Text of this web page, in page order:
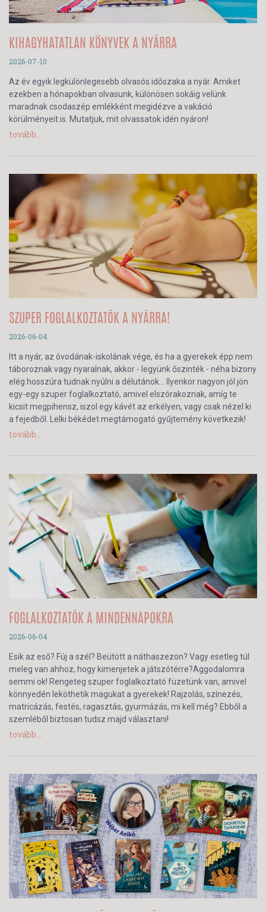
KIHAGYHATATLAN KÖNYVEK A NYÁRRA
2026-07-10
Az év egyik legkülönlegesebb olvasós időszaka a nyár. Amiket
ezekben a hónapokban olvasunk, különösen sokáig velünk
maradnak csodaszép emlékként megidézve a vakáció
körülményeit is. Mutatjuk, mit olvassatok idén nyáron!
tovább...
SZUPER FOGLALKOZTATÓK A NYÁRRA!
2026-06-04
Itt a nyár, az óvodának-iskolának vége, és ha a gyerekek épp nem
táboroznak vagy nyaralnak, akkor - legyünk őszinték - néha bizony
elég hosszúra tudnak nyúlni a délutánok… Ilyenkor nagyon jól jön
egy-egy szuper foglalkoztató, amivel elszórakoznak, amíg te
kicsit megpihensz, iszol egy kávét az erkélyen, vagy csak nézel ki
a fejedből. Lelki békédet megtámogató gyűjtemény következik!
tovább...
FOGLALKOZTATÓK A MINDENNAPOKRA
2026-06-04
Esik az eső? Fúj a szél? Beütött a náthaszezon? Vagy esetleg túl
meleg van ahhoz, hogy kimenjetek a játszótérre?Aggodalomra
semmi ok! Rengeteg szuper foglalkoztató füzetünk van, amivel
könnyedén leköthetik magukat a gyerekek! Rajzolás, színezés,
matricázás, festés, ragasztás, gyurmázás, mi kell még? Ebből a
szemléből biztosan tudsz majd választani!
tovább...